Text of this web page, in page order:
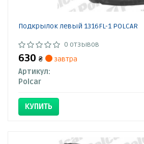
Подкрылок левый 1316FL-1 POLCAR
0 отзывов
630 ₴
завтра
Артикул:
Polcar
КУПИТЬ